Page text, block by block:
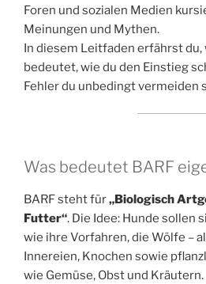
Foren und sozialen Medien
Meinungen und Mythen.
In diesem Leitfaden erfährst du,
bedeutet, wie du den Einstieg
Fehler du unbedingt vermeiden
Was bedeutet BARF
BARF steht für„Biologisch
Futter“. Die Idee: Hunde sollen
wie ihre Vorfahren, die Wölfe –
Innereien, Knochen sowie
wie Gemüse, Obst und Kräutern.